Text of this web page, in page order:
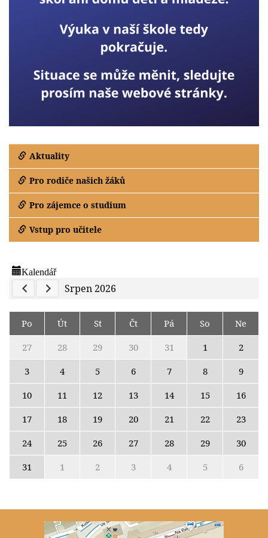
Aktuality
Pro rodiče našich žáků
Pro zájemce o studium
Vstup pro učitele
Kalendář
Previous Calendar
Next Calendar
Srpen 2026
Po Út St Čt Pá So
Ne
27
28 29 30 31 1
2
3
4 5 6 7 8
9
10
11 12 13 14 15
16
17
18 19 20 21 22
23
24
25 26 27 28 29
30
31
1 2 3 4 5 6